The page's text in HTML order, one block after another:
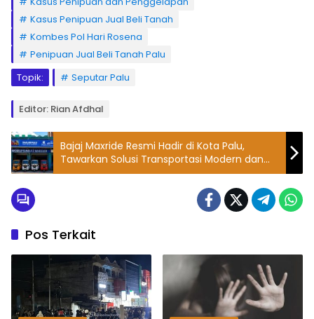
Kasus Penipuan Jual Beli Tanah
Kombes Pol Hari Rosena
Penipuan Jual Beli Tanah Palu
Topik:
Seputar Palu
Editor: Rian Afdhal
Bajaj Maxride Resmi Hadir di Kota Palu,
Tawarkan Solusi Transportasi Modern dan
Peluang Kerja Baru
Pos Terkait